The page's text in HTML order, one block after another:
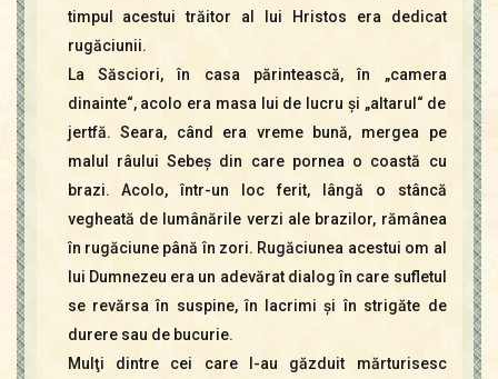
timpul acestui trăitor al lui Hristos era dedicat
rugăciunii.
La Săsciori, în casa părintească, în „camera
dinainte“, acolo era masa lui de lucru şi „altarul“ de
jertfă. Seara, când era vreme bună, mergea pe
malul râului Sebeş din care pornea o coastă cu
brazi. Acolo, într-un loc ferit, lângă o stâncă
vegheată de lumânările verzi ale brazilor, rămânea
în rugăciune până în zori. Rugăciunea acestui om al
lui Dumnezeu era un adevărat dialog în care sufletul
se revărsa în suspine, în lacrimi şi în strigăte de
durere sau de bucurie.
Mulţi dintre cei care l-au găzduit mărturisesc